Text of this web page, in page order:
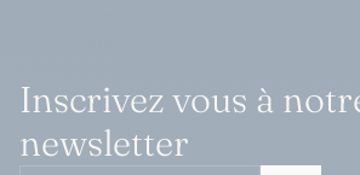
Inscrivez vous à
newsletter